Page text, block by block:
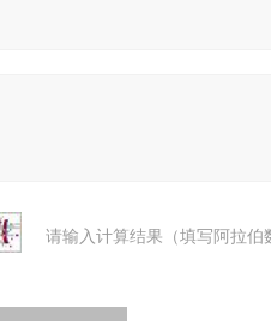
请输入计算结果（填写阿拉伯